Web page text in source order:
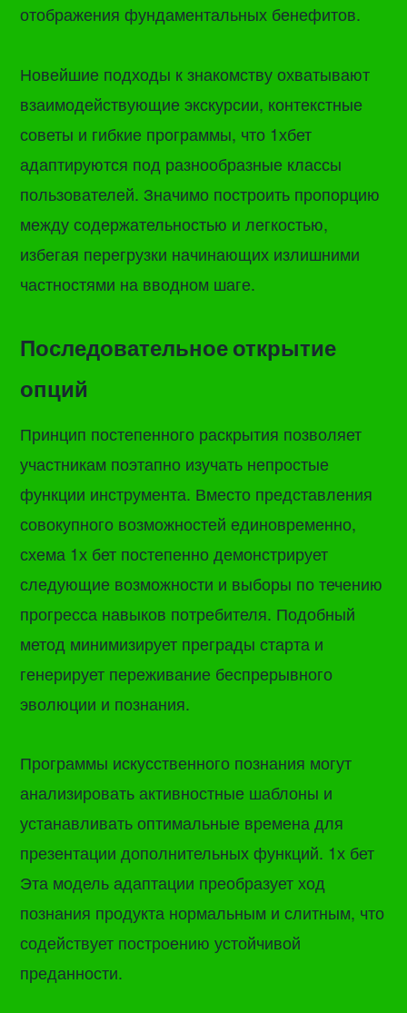
отображения фундаментальных бенефитов.
Новейшие подходы к знакомству охватывают
взаимодействующие экскурсии, контекстные
советы и гибкие программы, что 1хбет
адаптируются под разнообразные классы
пользователей. Значимо построить пропорцию
между содержательностью и легкостью,
избегая перегрузки начинающих излишними
частностями на вводном шаге.
Последовательное открытие
опций
Принцип постепенного раскрытия позволяет
участникам поэтапно изучать непростые
функции инструмента. Вместо представления
совокупного возможностей единовременно,
схема 1х бет постепенно демонстрирует
следующие возможности и выборы по течению
прогресса навыков потребителя. Подобный
метод минимизирует преграды старта и
генерирует переживание беспрерывного
эволюции и познания.
Программы искусственного познания могут
анализировать активностные шаблоны и
устанавливать оптимальные времена для
презентации дополнительных функций. 1х бет
Эта модель адаптации преобразует ход
познания продукта нормальным и слитным, что
содействует построению устойчивой
преданности.